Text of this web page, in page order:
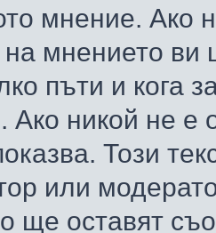
мнение. Ако
мнението ви
пъти и кога
Ако никой не е
Този
или
ще оставят